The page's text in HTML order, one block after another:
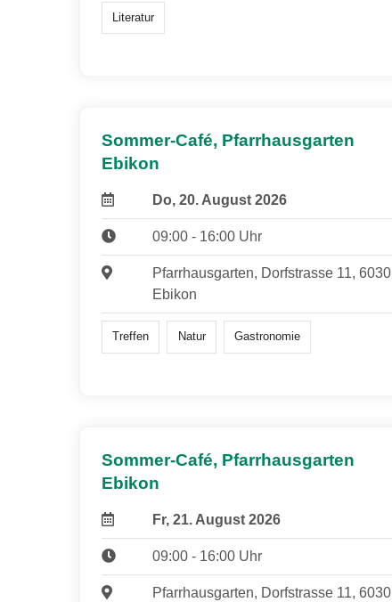
Literatur
Sommer-Café, Pfarrhausgarten
Ebikon
Do, 20. August 2026
09:00 - 16:00 Uhr
Pfarrhausgarten, Dorfstrasse 11, 6030
Ebikon
Treffen Natur Gastronomie
Sommer-Café, Pfarrhausgarten
Ebikon
Fr, 21. August 2026
09:00 - 16:00 Uhr
Pfarrhausgarten, Dorfstrasse 11, 6030